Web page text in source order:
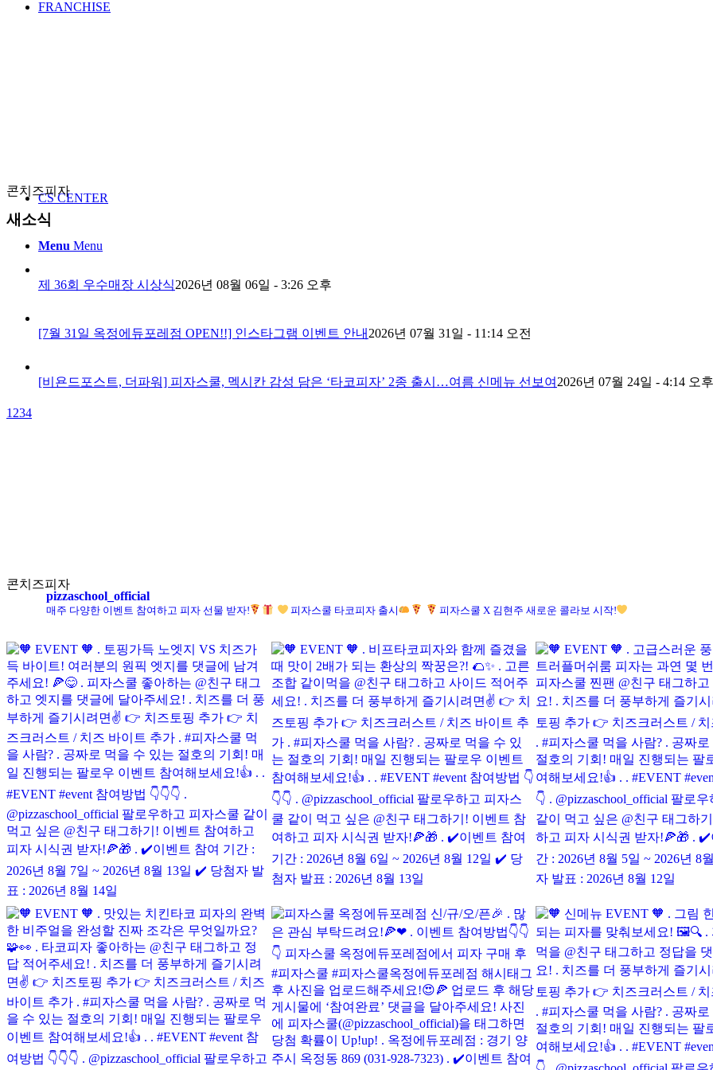
FRANCHISE
CS CENTER
Menu Menu
콘치즈피자
새소식
제 36회 우수매장 시상식2026년 08월 06일 - 3:26 오후
[7월 31일 옥정에듀포레점 OPEN!!] 인스타그램 이벤트 안내 2026년 07월 31일 - 11:14 오전
[비욘드포스트, 더파워] 피자스쿨, 멕시칸 감성 담은 ‘타코피자’ 2종 출시…여름 신메뉴 선보여 2026년 07월 24일 - 4:14 오후
1 234
콘치즈피자
pizzaschool_official
매주 다양한 이벤트 참여하고 피자 선물 받자! 피자스쿨 타코피자 출시 피자스쿨 X 김현주 새로운 콜라보 시작!